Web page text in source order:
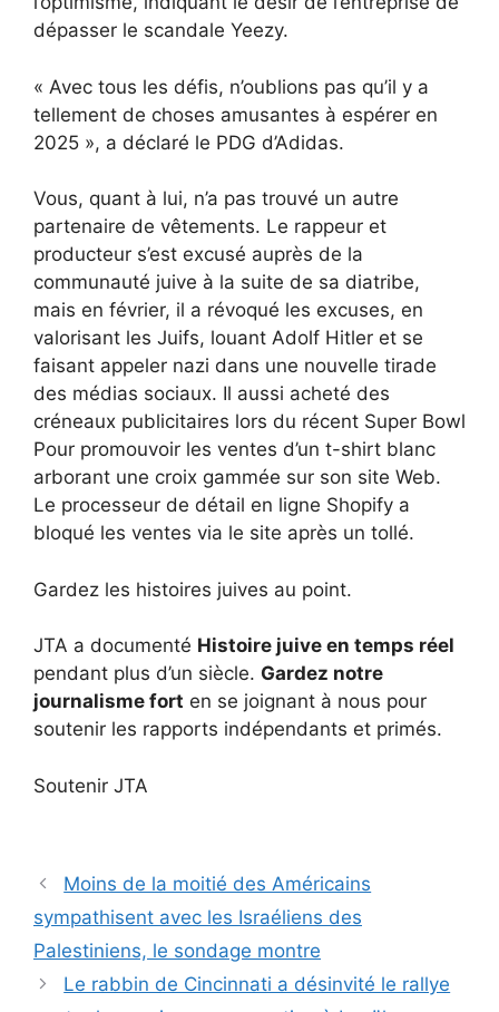
dépasser le scandale Yeezy.
« Avec tous les défis, n’oublions pas qu’il y a
tellement de choses amusantes à espérer en
2025 », a déclaré le PDG d’Adidas.
Vous, quant à lui, n’a pas trouvé un autre
partenaire de vêtements. Le rappeur et
producteur s’est excusé auprès de la
communauté juive à la suite de sa diatribe,
mais en février, il a révoqué les excuses, en
valorisant les Juifs, louant Adolf Hitler et se
faisant appeler nazi dans une nouvelle tirade
des médias sociaux. Il aussi acheté des
créneaux publicitaires lors du récent Super Bowl
Pour promouvoir les ventes d’un t-shirt blanc
arborant une croix gammée sur son site Web.
Le processeur de détail en ligne Shopify a
bloqué les ventes via le site après un tollé.
Gardez les histoires juives au point.
JTA a documenté Histoire juive en temps réel
pendant plus d’un siècle. Gardez notre
journalisme fort en se joignant à nous pour
soutenir les rapports indépendants et primés.
Soutenir JTA
Moins de la moitié des Américains
sympathisent avec les Israéliens des
Palestiniens, le sondage montre
Le rabbin de Cincinnati a désinvité le rallye